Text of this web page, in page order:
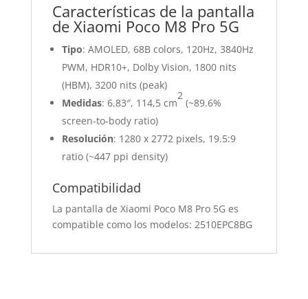
Características de la pantalla
de Xiaomi Poco M8 Pro 5G
Tipo: AMOLED, 68B colors, 120Hz, 3840Hz
PWM, HDR10+, Dolby Vision, 1800 nits
(HBM), 3200 nits (peak)
Medidas: 6,83″, 114,5 cm
2
(~89.6%
screen-to-body ratio)
Resolución: 1280 x 2772 pixels, 19.5:9
ratio (~447 ppi density)
Compatibilidad
La pantalla de Xiaomi Poco M8 Pro 5G es
compatible como los modelos: 2510EPC8BG